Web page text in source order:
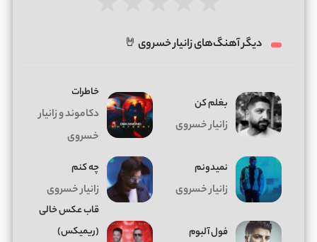
دیگر آهنگ‌های زانیار خسروی 🤘
بغلم کن
زانیار خسروی
خاطرات
دکاموند و زانیار
خسروی
نمیدونم
زانیار خسروی
چه کنم
زانیار خسروی
فول آلبوم
قاب عکس خالی
(ریمیکس)